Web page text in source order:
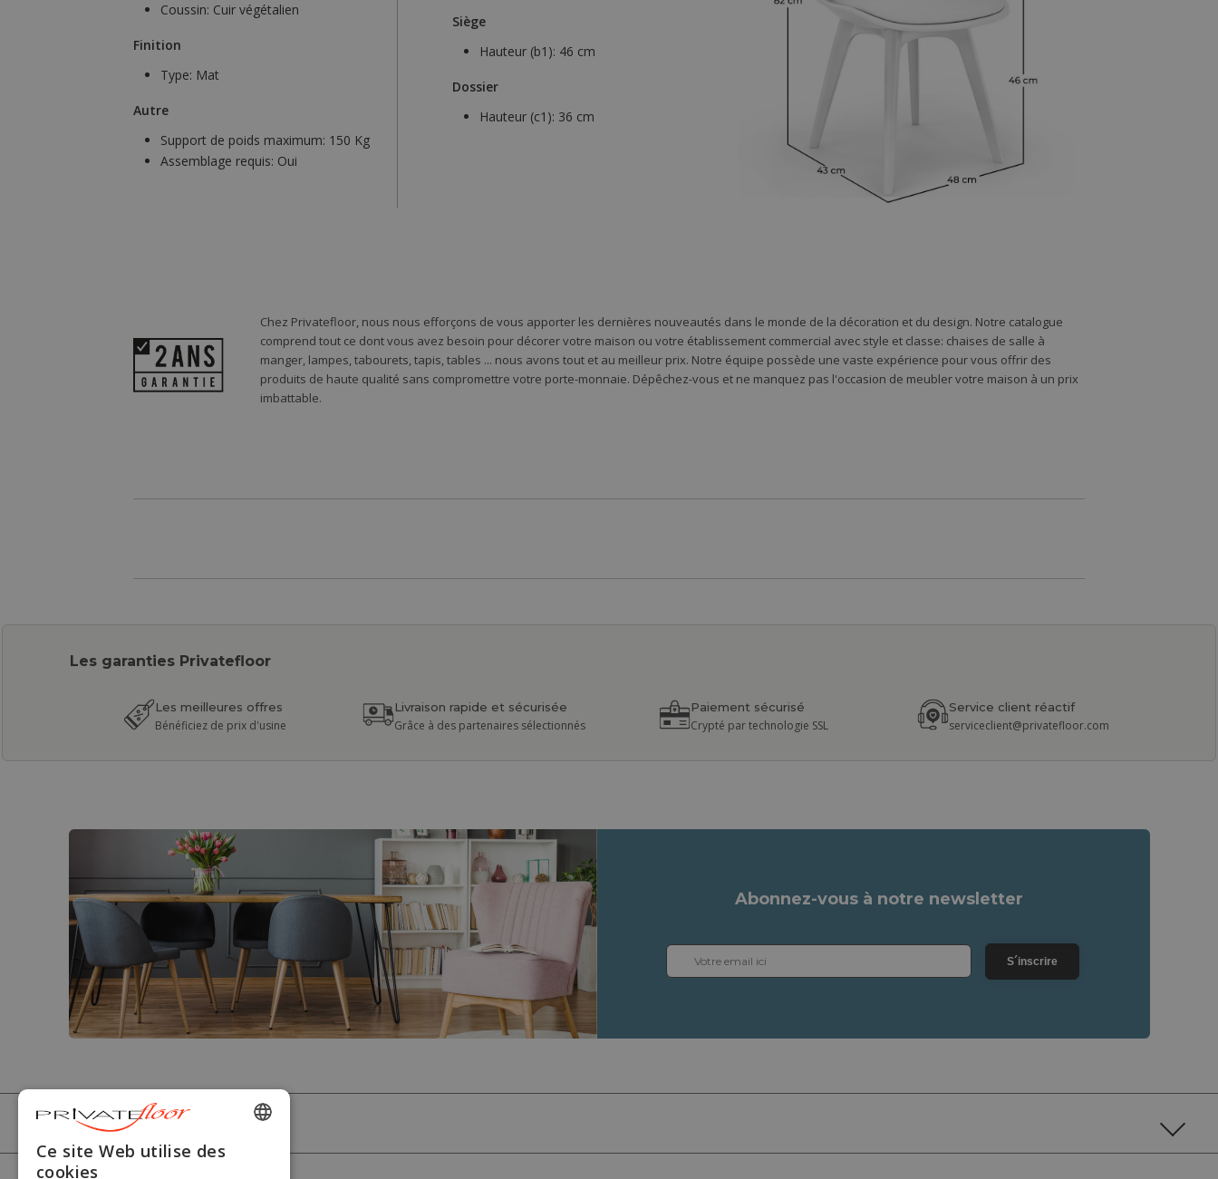
Coussin: Cuir végétalien
Finition
Type: Mat
Autre
Support de poids maximum: 150 Kg
Assemblage requis: Oui
Siège
Hauteur (b1): 46 cm
Dossier
Hauteur (c1): 36 cm
Chez Privatefloor, nous nous efforçons de vous apporter les dernières nouveautés dans le monde de la décoration et du design. Notre catalogue
comprend tout ce dont vous avez besoin pour décorer votre maison ou votre établissement commercial avec style et classe: chaises de salle à
manger, lampes, tabourets, tapis, tables ... nous avons tout et au meilleur prix. Notre équipe possède une vaste expérience pour vous offrir des
produits de haute qualité sans compromettre votre porte-monnaie. Dépêchez-vous et ne manquez pas l'occasion de meubler votre maison à un prix
imbattable.
Les garanties Privatefloor
Les meilleures offres
Bénéficiez de prix d'usine
Livraison rapide et sécurisée
Grâce à des partenaires sélectionnés
Paiement sécurisé
Crypté par technologie SSL
Service client réactif
serviceclient@privatefloor.com
Abonnez-vous à notre newsletter
S´inscrire
PRIVATEFLOOR
ENGLISH
Ce site Web utilise des
cookies